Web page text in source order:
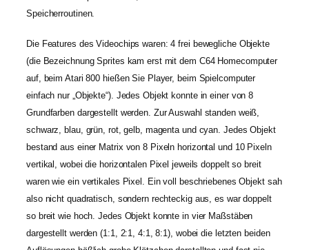
Speicherroutinen.
Die Features des Videochips waren: 4 frei bewegliche Objekte
(die Bezeichnung Sprites kam erst mit dem C64 Homecomputer
auf, beim Atari 800 hießen Sie Player, beim Spielcomputer
einfach nur „Objekte“). Jedes Objekt konnte in einer von 8
Grundfarben dargestellt werden. Zur Auswahl standen weiß,
schwarz, blau, grün, rot, gelb, magenta und cyan. Jedes Objekt
bestand aus einer Matrix von 8 Pixeln horizontal und 10 Pixeln
vertikal, wobei die horizontalen Pixel jeweils doppelt so breit
waren wie ein vertikales Pixel. Ein voll beschriebenes Objekt sah
also nicht quadratisch, sondern rechteckig aus, es war doppelt
so breit wie hoch. Jedes Objekt konnte in vier Maßstäben
dargestellt werden (1:1, 2:1, 4:1, 8:1), wobei die letzten beiden